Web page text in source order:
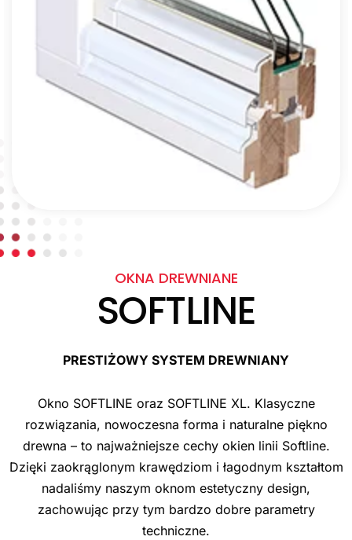
OKNA DREWNIANE
SOFTLINE
PRESTIŻOWY SYSTEM DREWNIANY
Okno SOFTLINE oraz SOFTLINE XL. Klasyczne
rozwiązania, nowoczesna forma i naturalne piękno
drewna – to najważniejsze cechy okien linii Softline.
Dzięki zaokrąglonym krawędziom i łagodnym kształtom
nadaliśmy naszym oknom estetyczny design,
zachowując przy tym bardzo dobre parametry
techniczne.